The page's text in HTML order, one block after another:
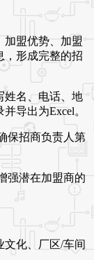
加盟优势、加盟
，形成完整的招
姓名、电话、地
导出为Excel。
保招商负责人第
强潜在加盟商的
文化、厂区/车间